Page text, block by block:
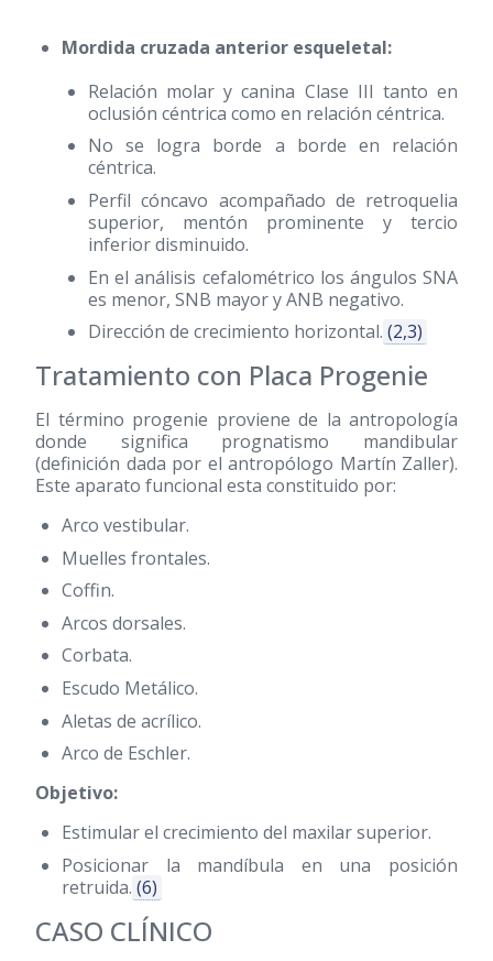
Mordida cruzada anterior esqueletal:
Relación molar y canina Clase III tanto en
oclusión céntrica como en relación céntrica.
No se logra borde a borde en relación
céntrica.
Perfil cóncavo acompañado de retroquelia
superior, mentón prominente y tercio
inferior disminuido.
En el análisis cefalométrico los ángulos SNA
es menor, SNB mayor y ANB negativo.
Dirección de crecimiento horizontal. (2,3)
Tratamiento con Placa Progenie
El término progenie proviene de la antropología
donde significa prognatismo mandibular
(definición dada por el antropólogo Martín Zaller).
Este aparato funcional esta constituido por:
Arco vestibular.
Muelles frontales.
Coffin.
Arcos dorsales.
Corbata.
Escudo Metálico.
Aletas de acrílico.
Arco de Eschler.
Objetivo:
Estimular el crecimiento del maxilar superior.
Posicionar la mandíbula en una posición
retruida. (6)
CASO CLÍNICO